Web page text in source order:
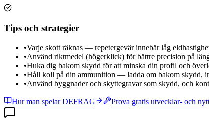
Tips och strategier
•Varje skott räknas — repetergevär innebär låg
•Använd riktmedel (högerklick) för bättre precision på
•Huka dig bakom skydd för att minska din profil och
•Håll koll på din ammunition — ladda om bakom skydd,
•Använd byggnader och skyttegravar som skydd, och
Hur man spelar DEFRAG Prova gratis utvecklar- och